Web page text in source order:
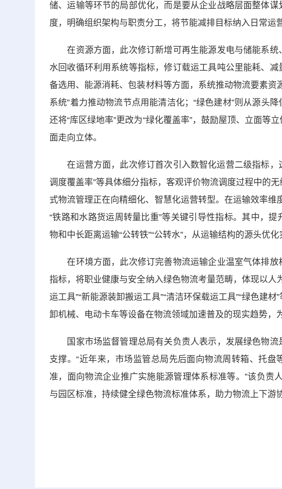
储、运输等环节的局部优化，而是要从企业战略层面整体
度，明确组织架构与职责分工，将节能减排目标纳入日常运
在资源方面，此次修订新增可再生能源发电与储能系统
水回收循环利用系统等指标，修订载运工具吨公里能耗、
备选用、能源消耗、包装材料等方面，系统推动物流要素资
系统”着力推动物流节点用能清洁化；“绿色建材”则从源头
还将“库区绿地率”更改为“绿化覆盖率”，鼓励屋顶、立面等
面走向立体。
在运营方面，此次修订首次引入数智化运营二级指标，
调度覆盖率”等具体细分指标，客观评价物流调度过程中的
式物流管理正在向精细化、智慧化运营转型。在运输效率维
“铁路和水路货运周转量比重”等关键引导性指标。其中，
物和中长距离运输“公转铁”“公转水”，从运输结构的源头优化
在环境方面，此次修订完善物流运输企业温室气体排放
指标，将职业健康与安全纳入绿色物流考量范畴，体现以人
运工具”“新能源装卸搬运工具”“清洁环保载运工具”“绿色建
卸机械、电动卡车等设备在物流领域加速普及的现实趋势，
国家市场监督管理总局有关负责人表示，发展绿色物流
支撑。“近年来，市场监管总局先后面向物流周转箱、托
准，面向物流企业推广实施能源管理体系标准等。”该负责
与园区标准，持续健全绿色物流标准体系，助力物流上下游